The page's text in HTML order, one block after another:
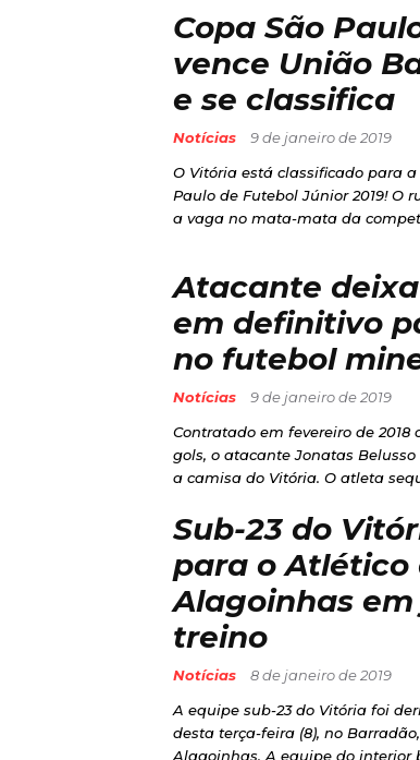
Copa São
vence União
e se classifica
Notícias
9 de janeiro de 2019
O Vitória está classificado para a
Paulo de Futebol Júnior 2019! O
a vaga no mata-mata da
Atacante
em definitivo
no futebol
Notícias
9 de janeiro de 2019
Contratado em fevereiro de 2018
gols, o atacante Jonatas
a camisa do Vitória. O atleta
Sub-23 do
para o Atlético
Alagoinhas
treino
Notícias
8 de janeiro de 2019
A equipe sub-23 do Vitória foi
desta terça-feira (8), no
Alagoinhas. A equipe do interior